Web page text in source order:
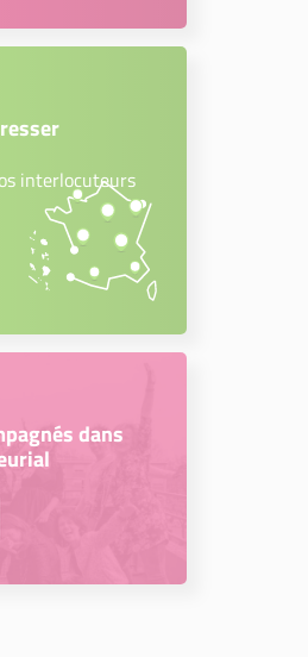
interlocuteurs
dans